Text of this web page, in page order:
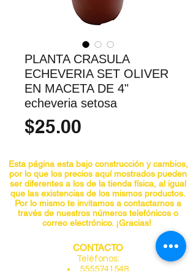
PLANTA CRASULA
ECHEVERIA SET OLIVER
EN MACETA DE 4"
echeveria setosa
$25.00
Esta página esta bajo construcción y cambios,
por lo que los precios aquí mostrados pueden
ser diferentes a los de la tienda física, al igual
que las existencias de los mismos productos.
Por lo mismo te invitamos a contactarnos a
través de nuestros números telefónicos o
correo electrónico. ¡Gracias!
CONTACTO
Teléfonos:
5555741548